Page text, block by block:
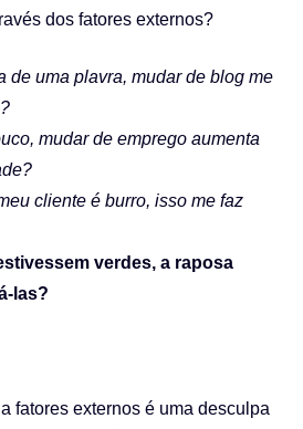
dos fatores externos?
de uma plavra, mudar de blog me
mudar de emprego aumenta
cliente é burro, isso me faz
verdes, a raposa
las?
fatores externos é uma desculpa